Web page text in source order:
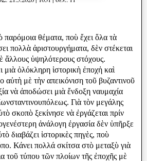
παρόμοια θέματα, ποὺ ἔχει ὅλα τὰ
πολλὰ ἀριστουργήματα, δὲν στέκεται
ἄλλους ὑψηλότερους στόχους.
ὁλόκληρη ἱστορικὴ ἐποχἠ καὶ
αὐτὴ μὲ τὴν απεικόνιση τοῦ βυζαντινοῦ
νὰ ἀποδώσει μιὰ ἔνδοξη ναυμαχία
Γιὰ τὸν μεγάλης
σκοπὸ ξεκίνησε νὰ ἐργάζεται πρίν
ἀνάλογη ἐργασία δὲν ὑπῆρξε
διαβάζει ἱστορικὲς πηγὲς, ποὺ
Κάνει πολλά σκίτσα στὸ μεταξὺ γιὰ
τοῦ τύπου τῶν πλοίων τῆς ἐποχῆς μὲ